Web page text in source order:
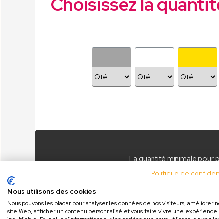
La quantité minimale pour
Le nombre de
Politique de
Nous utilisons des cookies
Nous pouvons les placer pour analyser les données de nos visiteurs, améliorer
site Web, afficher un contenu personnalisé et vous faire vivre une expérience